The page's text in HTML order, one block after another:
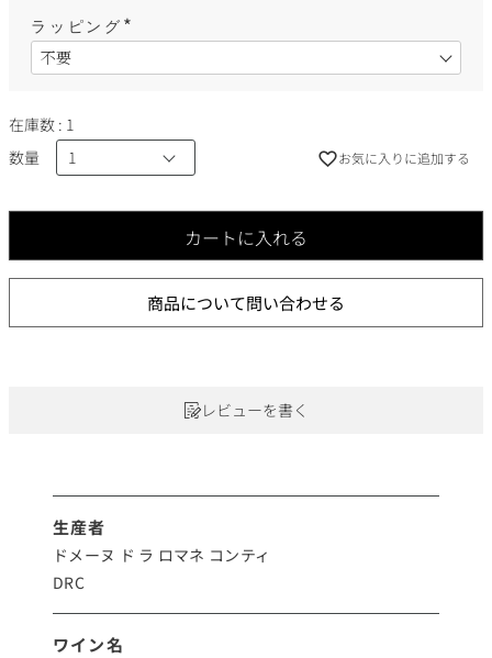
ラッピング
(
須
在庫数 1
お気に入りに追加する
数量
カートに入れる
商品について問い合わせる
レビューを書く
生産者
ドメーヌ ド ラ ロマネ コンティ
DRC
ワイン名